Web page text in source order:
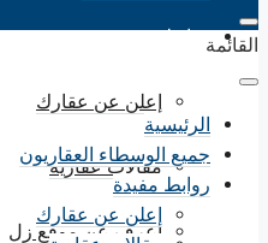
روابط مفيدة
إعلن عن عقارك
مقالات عقارية
إعرف عن موقع زل
القائمة
الرئيسية
جميع الوسطاء العقاريون
روابط مفيدة
إعلن عن عقارك